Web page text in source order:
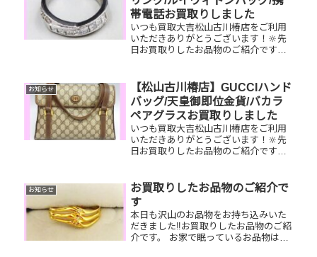
よ...
帯電話お買取りしました
いつも買取大吉松山古川椿店をご利用
いただきありがとうございます！🔆先
日お買取りしたお品物のご紹介です。
はございませんか？ぜひ買取大吉松山
古川椿店にお査定させてくだ...
お知らせ
【松山古川椿店】GUCCIハンド
バッグ/天皇御即位金貨/バカラ
ペアグラスお買取りしました
いつも買取大吉松山古川椿店をご利用
いただきありがとうございます！🔆先
日お買取りしたお品物のご紹介です。
品物はございませんか？ぜひ買取大吉
松山古川椿店にお査定させてく...
お知らせ
お買取りしたお品物のご紹介で
す
本日も沢山のお品物をお持ち込みいた
だきました‼️お買取りしたお品物のご紹
介です。 お家で眠っているお品物はご